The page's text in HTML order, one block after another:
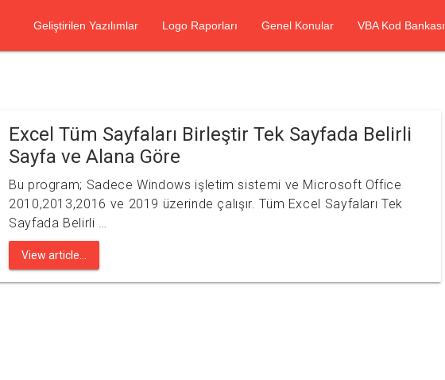
Geliştirilen Yazılımlar Logo Raporları Genel Konular VBA Kod Bankası
Excel Tüm Sayfaları Birleştir Tek Sayfada Belirli
Sayfa ve Alana Göre
Bu program; Sadece Windows işletim sistemi ve Microsoft Office
2010,2013,2016 ve 2019 üzerinde çalışır. Tüm Excel Sayfaları Tek
Sayfada Belirli …
View article...